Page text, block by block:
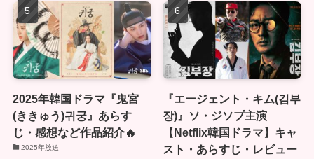
2025年韓国ドラマ『鬼宮
(ききゅう)귀궁』あらす
じ・感想など作品紹介🔥
2025年放送
『エージェント・キム(김부
장)』ソ・ジソプ主演
【Netflix韓国ドラマ】キャ
スト・あらすじ・レビュー